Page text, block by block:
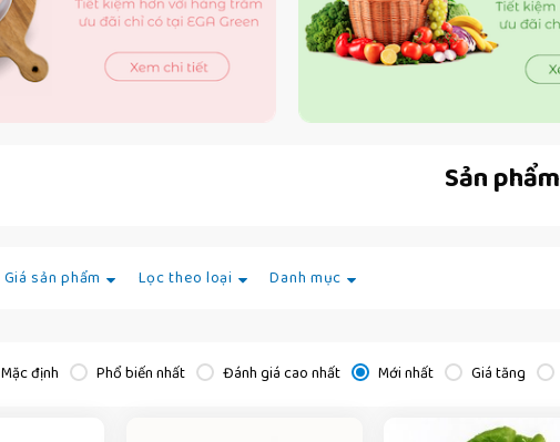
Sản phẩm
Giá sản phẩm Lọc theo loại Danh mục
Mặc định Phổ biến nhất Đánh giá cao nhất Mới nhất Giá tăng